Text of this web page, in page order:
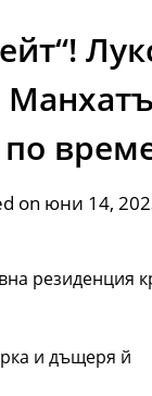
on юни 14,
резиденция
и дъщеря й